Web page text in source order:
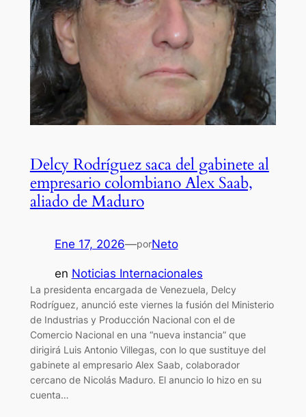
Delcy Rodríguez saca del gabinete al
empresario colombiano Alex Saab,
aliado de Maduro
Ene 17, 2026—porNeto
en Noticias Internacionales
La presidenta encargada de Venezuela, Delcy
Rodríguez, anunció este viernes la fusión del Ministerio
de Industrias y Producción Nacional con el de
Comercio Nacional en una “nueva instancia” que
dirigirá Luis Antonio Villegas, con lo que sustituye del
gabinete al empresario Alex Saab, colaborador
cercano de Nicolás Maduro. El anuncio lo hizo en su
cuenta…